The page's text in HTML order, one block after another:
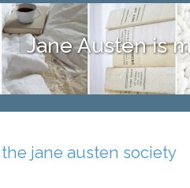
Jane Austen is
the jane austen society